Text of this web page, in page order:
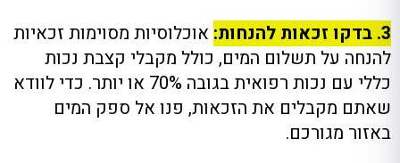
3. בדקו זכאות להנחות:
אוכלוסיות מסוימות זכאיות
להנחה על תשלום המים, כולל מקבלי קצבת נכות
כללי עם נכות רפואית בגובה 70% או יותר. כדי לוודא
שאתם מקבלים את הזכאות, פנו אל ספק המים
באזור מגורכם.